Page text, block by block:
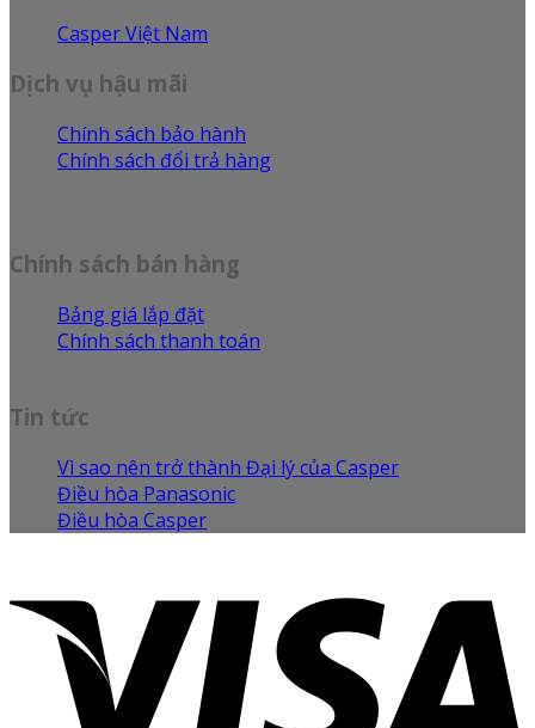
Casper Việt Nam
Dịch vụ hậu mãi
Chính sách bảo hành
Chính sách đổi trả hàng
Chính sách bán hàng
Bảng giá lắp đặt
Chính sách thanh toán
Tin tức
Vì sao nên trở thành Đại lý của Casper
Điều hòa Panasonic
Điều hòa Casper